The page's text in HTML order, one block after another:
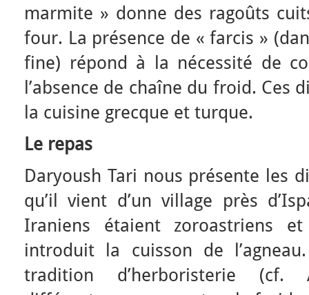
marmite » donne des ragoûts
four. La présence de « farcis »
fine) répond à la nécessité de
l’absence de chaîne du froid.
la cuisine grecque et turque.
Le repas
Daryoush Tari nous présente les
qu’il vient d’un village près
Iraniens étaient zoroastriens et
introduit la cuisson de
tradition d’herboristerie (cf.